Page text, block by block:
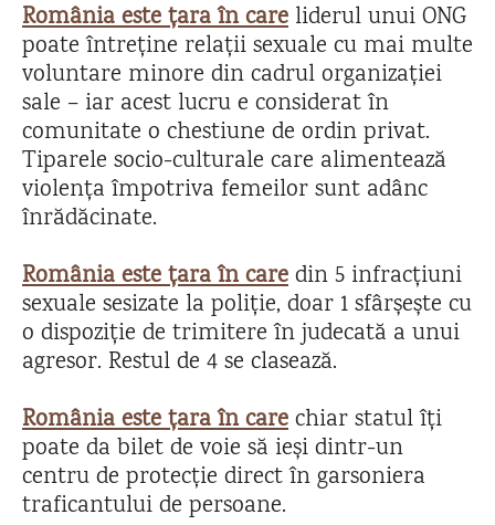
România este țara în care liderul unui ONG
poate întreține relații sexuale cu mai multe
voluntare minore din cadrul organizației
sale – iar acest lucru e considerat în
comunitate o chestiune de ordin privat.
Tiparele socio-culturale care alimentează
violența împotriva femeilor sunt adânc
înrădăcinate.
România este țara în caredin 5 infracțiuni
sexuale sesizate la poliție, doar 1 sfârșește cu
o dispoziție de trimitere în judecată a unui
agresor. Restul de 4 se clasează.
România este țara în carechiar statul îți
poate da bilet de voie să ieși dintr-un
centru de protecție direct în garsoniera
traficantului de persoane.